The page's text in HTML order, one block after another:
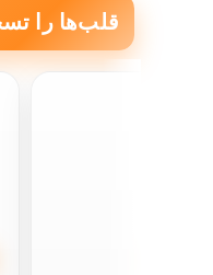
قلب‌ها را